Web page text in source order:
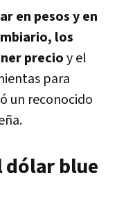
en pesos y en
los
precioy el
para
un reconocido
dólar blue